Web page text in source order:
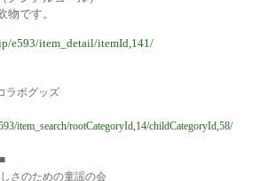
物です。
e593/item_detail/itemId,141/
ラボグッズ
item_search/rootCategoryId,14/childCategoryId,58/
さのための童謡の会